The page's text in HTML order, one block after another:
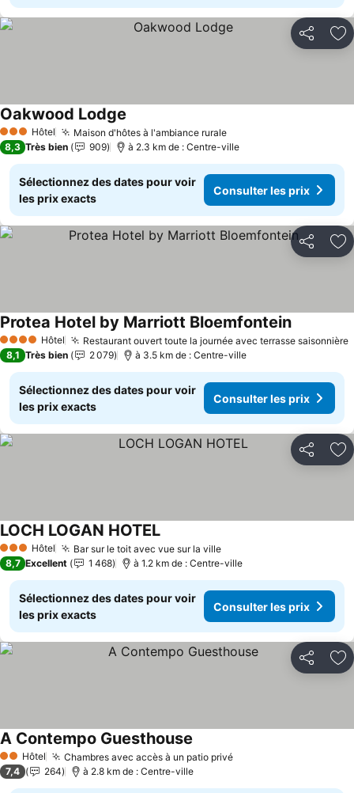
Partager
3 ÉtoilesHôtel Maison d'hôtes à l'ambiance ruraleConsulter les prix
Oakwood Lodge
8,3 Très bien 909 à 2.3 km de : Centre-ville
Sélectionnez des dates pour voir
les prix exacts
Consulter les prix
Partager
4 Étoiles Hôtel Restaurant ouvert toute la journée avec terrasse saisonnière
Protea Hotel by Marriott BloemfonteinConsulter
8,1 Très bien 2 079 à 3.5 km de : Centre-ville
Sélectionnez des dates pour voir
les prix exacts
Consulter les prix
Partager
3 ÉtoilesHôtel Bar sur le toit avec vue sur la villeConsulter les prix
LOCH LOGAN HOTELConsulter les prix
8,7 Excellent 1 468 à 1.2 km de : Centre-ville
Sélectionnez des dates pour voir
les prix exacts
Consulter les prix
Partager
2 Étoiles
Hôtel Chambres avec accès à un patio privéConsulter les prix
A Contempo Guesthouse
7,4 264 à 2.8 km de : Centre-ville